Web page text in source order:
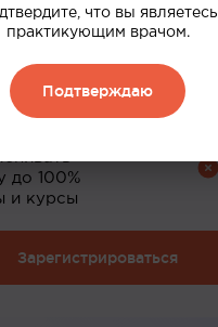
материалов в
по
зарабатывать
до 100%
и курсы
Зарегистрироваться
что вы являетесь
практикующим врачом.
Подтверждаю